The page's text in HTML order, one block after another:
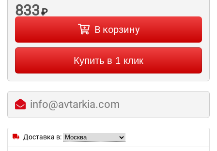
833₽
В корзину
Купить в 1 клик
info@avtarkia.com
Доставка в: